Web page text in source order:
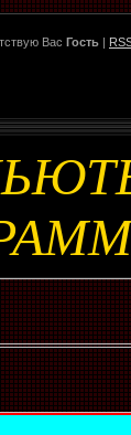
Вас Гость |